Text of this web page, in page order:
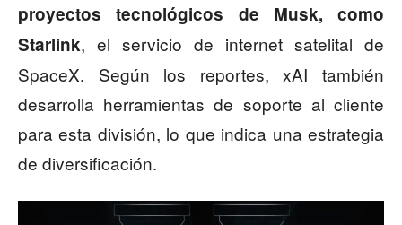
proyectos tecnológicos de Musk, como
Starlink, el servicio de internet satelital de
SpaceX. Según los reportes, xAI también
desarrolla herramientas de soporte al cliente
para esta división, lo que indica una estrategia
de diversificación.